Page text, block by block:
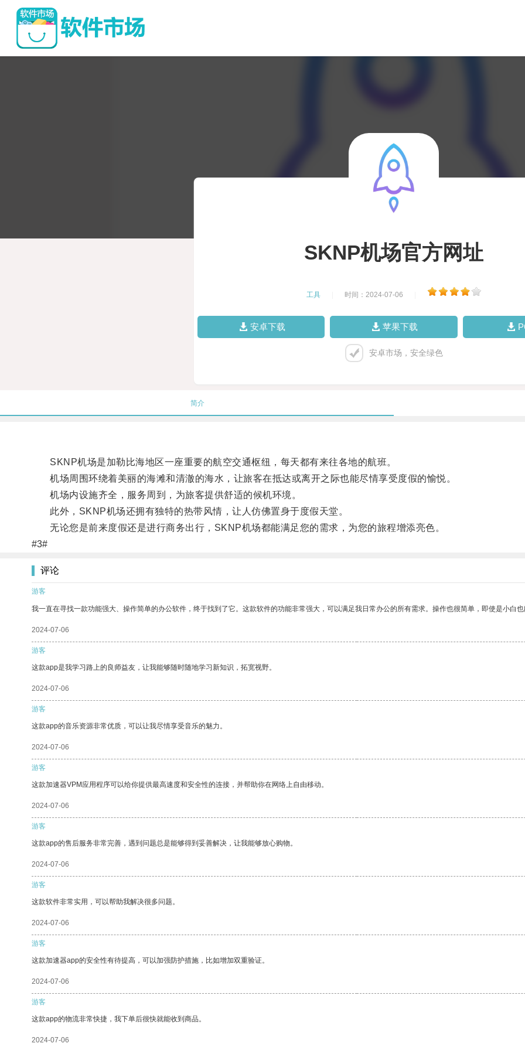
SKNP机场官方网址
工具 时间：2024-07-06
安卓下载 苹果下载
安卓市场，安全绿色
简介
SKNP机场是加勒比海地区一座重要的航空交通枢纽，每天都有来往各地的航班。
机场周围环绕着美丽的海滩和清澈的海水，让旅客在抵达或离开之际也能尽情享受度假的愉悦。
机场内设施齐全，服务周到，为旅客提供舒适的候机环境。
此外，SKNP机场还拥有独特的热带风情，让人仿佛置身于度假天堂。
无论您是前来度假还是进行商务出行，SKNP机场都能满足您的需求，为您的旅程增添亮色。
#3#
评论
游客
我一直在寻找一款功能强大、操作简单的办公软件，终于找到了它。这款软件的功能非常强大，可以满足我日常办公的所有需求。操作也很简单，即使是小白也
2024-07-06
游客
这款app是我学习路上的良师益友，让我能够随时随地学习新知识，拓宽视野。
2024-07-06
游客
这款app的音乐资源非常优质，可以让我尽情享受音乐的魅力。
2024-07-06
游客
这款加速器VPM应用程序可以给你提供最高速度和安全性的连接，并帮助你在网络上自由移动。
2024-07-06
游客
这款app的售后服务非常完善，遇到问题总是能够得到妥善解决，让我能够放心购物。
2024-07-06
游客
这款软件非常实用，可以帮助我解决很多问题。
2024-07-06
游客
这款加速器app的安全性有待提高，可以加强防护措施，比如增加双重验证。
2024-07-06
游客
这款app的物流非常快捷，我下单后很快就能收到商品。
2024-07-06